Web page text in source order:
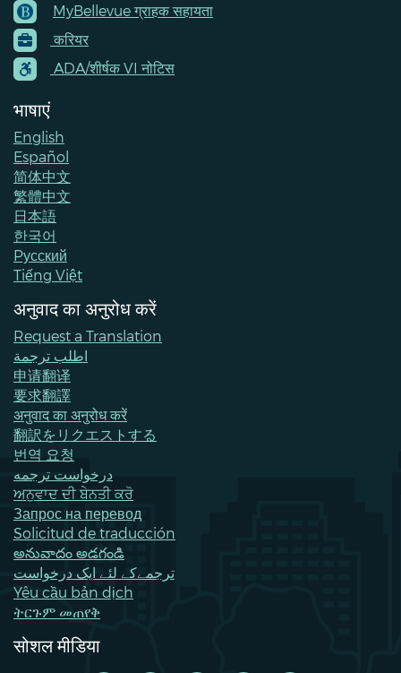
Footer
Menu
Contacts
MyBellevue ग्राहक सहायता
करियर
ADA/शीर्षक VI नोटिस
भाषाएं
English
Español
简体中文
繁體中文
日本語
한국어
Pусский
Tiếng Việt
अनुवाद का अनुरोध करें
Request a Translation
اطلب ترجمة
申请翻译
要求翻譯
अनुवाद का अनुरोध करें
翻訳をリクエストする
번역 요청
درخواست ترجمه
ਅਨੁਵਾਦ ਦੀ ਬੇਨਤੀ ਕਰੋ
Запрос на перевод
Solicitud de traducción
అనువాదం అడగండి
ترجمےکے لئے ایک درخواست
Yêu cầu bản dịch
ትርጉም መጠየቅ
सोशल मीडिया